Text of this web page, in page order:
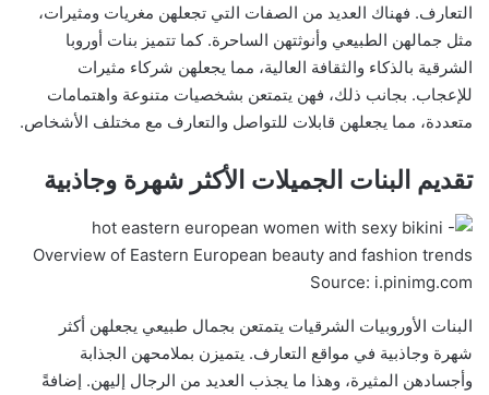
التعارف. فهناك العديد من الصفات التي تجعلهن مغريات ومثيرات،
مثل جمالهن الطبيعي وأنوثتهن الساحرة. كما تتميز بنات أوروبا
الشرقية بالذكاء والثقافة العالية، مما يجعلهن شركاء مثيرات
للإعجاب. بجانب ذلك، فهن يتمتعن بشخصيات متنوعة واهتمامات
متعددة، مما يجعلهن قابلات للتواصل والتعارف مع مختلف الأشخاص.
تقديم البنات الجميلات الأكثر شهرة وجاذبية
Source: i.pinimg.com
البنات الأوروبيات الشرقيات يتمتعن بجمال طبيعي يجعلهن أكثر
شهرة وجاذبية في مواقع التعارف. يتميزن بملامحهن الجذابة
وأجسادهن المثيرة، وهذا ما يجذب العديد من الرجال إليهن. إضافةً